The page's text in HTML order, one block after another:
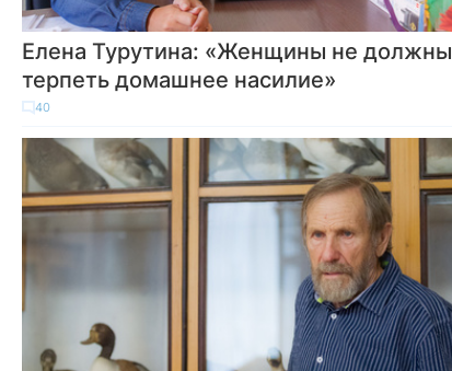
Елена Турутина: «Женщины не должны
терпеть домашнее насилие»
40